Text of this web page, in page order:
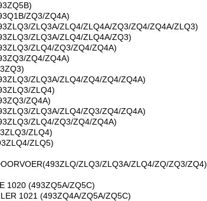
ZQ3/ZQ4A)
ZLQ3A/ZLQ4/ZLQ4A/ZQ3/ZQ4/ZQ4A/ZLQ3)
ZLQ3A/ZLQ4/ZLQ4A/ZQ3)
ZLQ4/ZQ3/ZQ4/ZQ4A)
ZQ4/ZQ4A)
ZLQ3A/ZLQ4/ZQ4/ZQ4/ZQ4A)
ZLQ4)
ZQ4A)
ZLQ3A/ZLQ4/ZQ3/ZQ4/ZQ4A)
ZLQ4/ZQ3/ZQ4/ZQ4A)
ZLQ4)
ZLQ5)
ZLQ3/ZLQ3A/ZLQ4/ZQ/ZQ3/ZQ4)
1020 (493ZQ5A/ZQ5C)
1021 (493ZQ4A/ZQ5A/ZQ5C)